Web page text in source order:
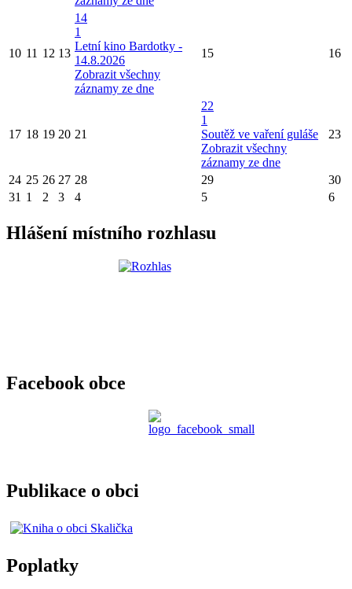
10 11 12 13
14
1
Letní kino Bardotky -
14.8.2026
Zobrazit všechny
záznamy ze dne
15 16
17 18 19 20 21
22
1
Soutěž ve vaření guláše
Zobrazit všechny
záznamy ze dne
23
24 25 26 27 28 29
30
31 1 2 3 4 5 6
Hlášení místního rozhlasu
Facebook obce
Publikace o obci
Poplatky